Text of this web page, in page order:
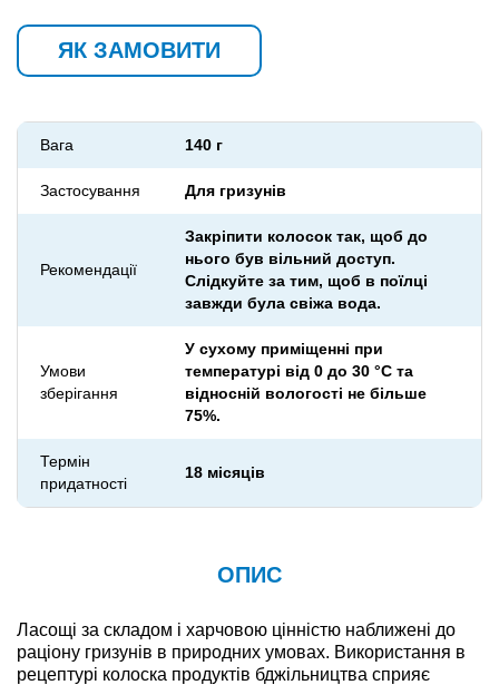
ЯК ЗАМОВИТИ
Вага 140 г
Застосування Для гризунів
Рекомендації
Закріпити колосок так, щоб до
нього був вільний доступ.
Слідкуйте за тим, щоб в поїлці
завжди була свіжа вода.
Умови
зберігання
У сухому приміщенні при
температурі від 0 до 30 °С та
відносній вологості не більше
75%.
Термін
придатності
18 місяців
ОПИС
Ласощі за складом і харчовою цінністю наближені до
раціону гризунів в природних умовах. Використання в
рецептурі колоска продуктів бджільництва сприяє